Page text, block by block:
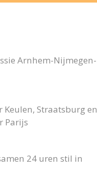
Arnhem-Nijmegen-
Straatsburg en
Parijs
24 uren stil in